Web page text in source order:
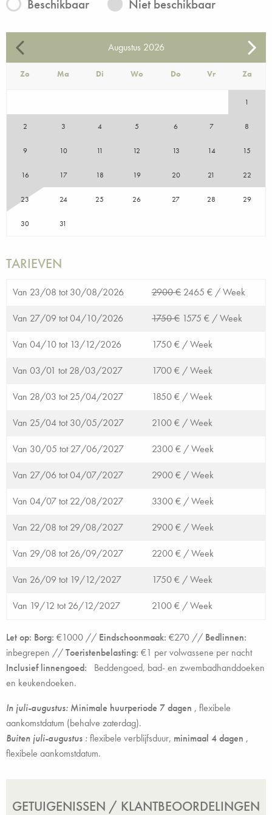
Beschikbaar Niet beschikbaar
Augustus 2026
Zo Ma Di Wo Do Vr Za
1
2 3 4 5 6 7 8
9 10 11 12 13 14 15
16 17 18 19 20 21 22
23 24 25 26 27 28 29
30 31
TARIEVEN
Van 23/08 tot 30/08/2026 2900 € 2465 € /Week
Van 27/09 tot 04/10/2026 1750 € 1575 € /Week
Van 04/10 tot 13/12/2026 1750 € /Week
Van 03/01 tot 28/03/2027 1700 € /Week
Van 28/03 tot 25/04/2027 1850 € /Week
Van 25/04 tot 30/05/2027 2100 € /Week
Van 30/05 tot 27/06/2027 2300 € /Week
Van 27/06 tot 04/07/2027 2900 € /Week
Van 04/07 tot 22/08/2027 3300 € /Week
Van 22/08 tot 29/08/2027 2900 € /Week
Van 29/08 tot 26/09/2027 2200 € /Week
Van 26/09 tot 19/12/2027 1750 € /Week
Van 19/12 tot 26/12/2027 2100 € /Week
Let op: Borg: €1000 // Eindschoonmaak: €270 // Bedlinnen:
inbegrepen //Toeristenbelasting: €1 per volwassene per nacht
Inclusief linnengoed:
Beddengoed, bad- en zwembadhanddoeken
en keukendoeken.
In juli-augustus: Minimale huurperiode 7 dagen , flexibele
aankomstdatum (behalve zaterdag).
Buiten juli-augustus :flexibele verblijfsduur, minimaal 4 dagen ,
flexibele aankomstdatum.
GETUIGENISSEN / KLANTBEOORDELINGEN